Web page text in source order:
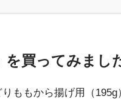
を買ってみまし
ももから揚げ用（